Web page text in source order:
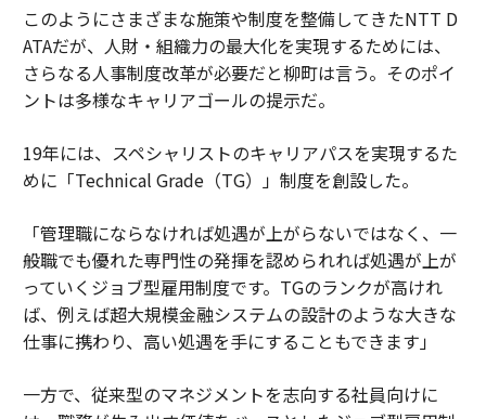
このようにさまざまな施策や制度を整備してきたNTT D
ATAだが、人財・組織力の最大化を実現するためには、
さらなる人事制度改革が必要だと柳町は言う。そのポイ
ントは多様なキャリアゴールの提示だ。
19年には、スペシャリストのキャリアパスを実現するた
めに「Technical Grade（TG）」制度を創設した。
「管理職にならなければ処遇が上がらないではなく、一
般職でも優れた専門性の発揮を認められれば処遇が上が
っていくジョブ型雇用制度です。TGのランクが高けれ
ば、例えば超大規模金融システムの設計のような大きな
仕事に携わり、高い処遇を手にすることもできます」
一方で、従来型のマネジメントを志向する社員向けに